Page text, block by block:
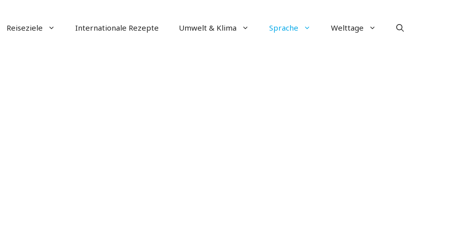
Reiseziele Internationale Rezepte Umwelt & Klima Sprache Welttage